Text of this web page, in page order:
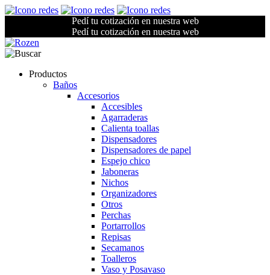
Pedí tu cotización en nuestra web
Pedí tu cotización en nuestra web
Productos
Baños
Accesorios
Accesibles
Agarraderas
Calienta toallas
Dispensadores
Dispensadores de papel
Espejo chico
Jaboneras
Nichos
Organizadores
Otros
Perchas
Portarrollos
Repisas
Secamanos
Toalleros
Vaso y Posavaso